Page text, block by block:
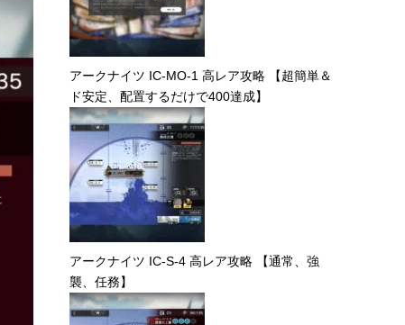
アークナイツ IC-MO-1 高レア攻略 【超簡単＆
ド安定、配置するだけで400達成】
アークナイツ IC-S-4 高レア攻略 【通常、強
襲、任務】